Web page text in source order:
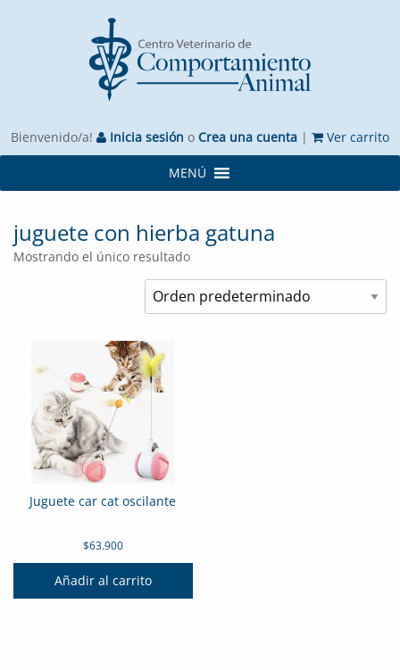
Bienvenido/a! Inicia sesión o Crea una cuenta | Ver carrito
MENÚ
juguete con hierba gatuna
Mostrando el único resultado
Juguete car cat oscilante
$63.900
Añadir al carrito